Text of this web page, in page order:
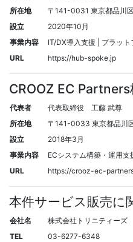
所在地
〒141-0031 東京都品川
設立
2020年10月
事業内容
IT/DX導入支援 | プラット
URL
https://hub-spoke.jp
CROOZ EC
代表者
代表取締役 工藤 武尊
所在地
〒141-0033 東京都品川
設立
2018年3月
事業内容
ECシステム構築・運用
URL
https://crooz-ec-
本件サービス販売に
会社名
株式会社トリニティーズ
TEL
03-6277-6348